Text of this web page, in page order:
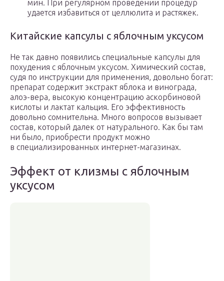
мин. При регулярном проведении процедур
удается избавиться от целлюлита и растяжек.
Китайские капсулы с яблочным уксусом
Не так давно появились специальные капсулы для
похудения с яблочным уксусом. Химический состав,
судя по инструкции для применения, довольно богат:
препарат содержит экстракт яблока и винограда,
алоэ-вера, высокую концентрацию аскорбиновой
кислоты и лактат кальция. Его эффективность
довольно сомнительна. Много вопросов вызывает
состав, который далек от натурального. Как бы там
ни было, приобрести продукт можно
в специализированных интернет-магазинах.
Эффект от клизмы с яблочным
уксусом